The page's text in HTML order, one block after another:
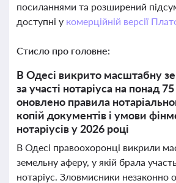
посиланнями та розширений
доступні у комерційній версії
Стисло про головне:
В Одесі викрито масштабну
за участі нотаріуса на понад
оновлено правила
копій документів і умови
нотаріусів у 2026 році
В Одесі правоохоронці викрили
земельну аферу, у якій брала
нотаріус. Зловмисники